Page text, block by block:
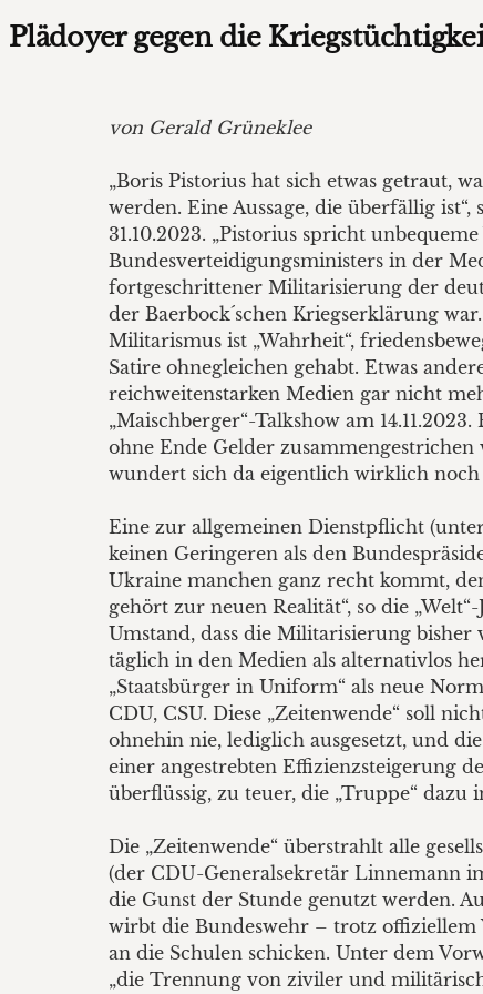
Plädoyer gegen die
von Gerald Grüneklee
„Boris Pistorius hat sich etwas getraut,
werden. Eine Aussage, die überfällig
31.10.2023. „Pistorius spricht
Bundesverteidigungsministers in der
fortgeschrittener Militarisierung der
der Baerbock´schen Kriegserklärung
Militarismus ist „Wahrheit“,
Satire ohnegleichen gehabt. Etwas
reichweitenstarken Medien gar nicht
„Maischberger“-Talkshow am
ohne Ende Gelder
wundert sich da eigentlich wirklich
Eine zur allgemeinen Dienstpflicht
keinen Geringeren als den
Ukraine manchen ganz recht kommt,
gehört zur neuen Realität“, so die
Umstand, dass die Militarisierung bisher
täglich in den Medien als alternativlos
„Staatsbürger in Uniform“ als neue
CDU, CSU. Diese „Zeitenwende“ soll
ohnehin nie, lediglich ausgesetzt, und
einer angestrebten Effizienzsteigerung
überflüssig, zu teuer, die „Truppe“ dazu
Die „Zeitenwende“ überstrahlt alle
(der CDU-Generalsekretär Linnemann
die Gunst der Stunde genutzt werden.
wirbt die Bundeswehr – trotz offiziellem
an die Schulen schicken. Unter dem
„die Trennung von ziviler und